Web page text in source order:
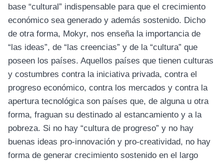
base “cultural” indispensable para que el crecimiento
económico sea generado y además sostenido. Dicho
de otra forma, Mokyr, nos enseña la importancia de
“las ideas”, de “las creencias” y de la “cultura” que
poseen los países. Aquellos países que tienen culturas
y costumbres contra la iniciativa privada, contra el
progreso económico, contra los mercados y contra la
apertura tecnológica son países que, de alguna u otra
forma, fraguan su destinado al estancamiento y a la
pobreza. Si no hay “cultura de progreso” y no hay
buenas ideas pro-innovación y pro-creatividad, no hay
forma de generar crecimiento sostenido en el largo